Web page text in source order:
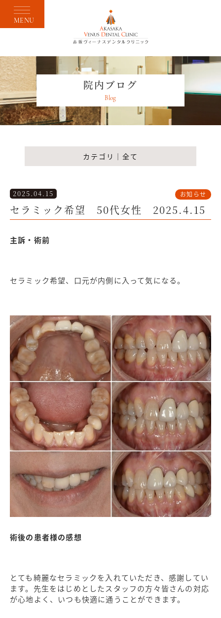
MENU
院内ブログ
Blog
カテゴリ｜全て
2025.04.15
セラミック希望 50代女性 2025.4.15
お知らせ
主訴・術前
セラミック希望、口元が内側に入って気になる。
術後の患者様の感想
とても綺麗なセラミックを入れていただき、感謝してい
ます。先生をはじめとしたスタッフの方々皆さんの対応
が心地よく、いつも快適に通うことができます。